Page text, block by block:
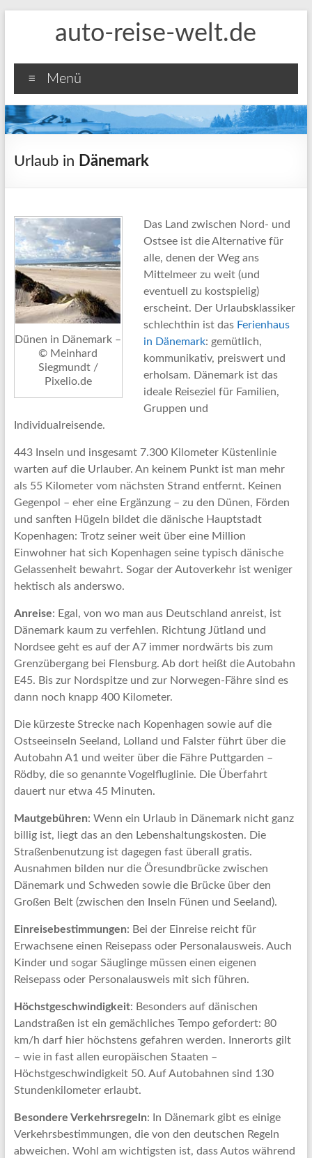
auto-reise-welt.de
Menü
Urlaub in Dänemark
Dünen in Dänemark –
© Meinhard
Siegmundt /
Pixelio.de
Das Land zwischen Nord- und
Ostsee ist die Alternative für
alle, denen der Weg ans
Mittelmeer zu weit (und
eventuell zu kostspielig)
erscheint. Der Urlaubsklassiker
schlechthin ist das Ferienhaus
in Dänemark: gemütlich,
kommunikativ, preiswert und
erholsam. Dänemark ist das
ideale Reiseziel für Familien,
Gruppen und
Individualreisende.
443 Inseln und insgesamt 7.300 Kilometer Küstenlinie
warten auf die Urlauber. An keinem Punkt ist man mehr
als 55 Kilometer vom nächsten Strand entfernt. Keinen
Gegenpol – eher eine Ergänzung – zu den Dünen, Förden
und sanften Hügeln bildet die dänische Hauptstadt
Kopenhagen: Trotz seiner weit über eine Million
Einwohner hat sich Kopenhagen seine typisch dänische
Gelassenheit bewahrt. Sogar der Autoverkehr ist weniger
hektisch als anderswo.
Anreise: Egal, von wo man aus Deutschland anreist, ist
Dänemark kaum zu verfehlen. Richtung Jütland und
Nordsee geht es auf der A7 immer nordwärts bis zum
Grenzübergang bei Flensburg. Ab dort heißt die Autobahn
E45. Bis zur Nordspitze und zur Norwegen-Fähre sind es
dann noch knapp 400 Kilometer.
Die kürzeste Strecke nach Kopenhagen sowie auf die
Ostseeinseln Seeland, Lolland und Falster führt über die
Autobahn A1 und weiter über die Fähre Puttgarden –
Rödby, die so genannte Vogelfluglinie. Die Überfahrt
dauert nur etwa 45 Minuten.
Mautgebühren: Wenn ein Urlaub in Dänemark nicht ganz
billig ist, liegt das an den Lebenshaltungskosten. Die
Straßenbenutzung ist dagegen fast überall gratis.
Ausnahmen bilden nur die Öresundbrücke zwischen
Dänemark und Schweden sowie die Brücke über den
Großen Belt (zwischen den Inseln Fünen und Seeland).
Einreisebestimmungen: Bei der Einreise reicht für
Erwachsene einen Reisepass oder Personalausweis. Auch
Kinder und sogar Säuglinge müssen einen eigenen
Reisepass oder Personalausweis mit sich führen.
Höchstgeschwindigkeit: Besonders auf dänischen
Landstraßen ist ein gemächliches Tempo gefordert: 80
km/h darf hier höchstens gefahren werden. Innerorts gilt
– wie in fast allen europäischen Staaten –
Höchstgeschwindigkeit 50. Auf Autobahnen sind 130
Stundenkilometer erlaubt.
Besondere Verkehrsregeln: In Dänemark gibt es einige
Verkehrsbestimmungen, die von den deutschen Regeln
abweichen. Wohl am wichtigsten ist, dass Autos während